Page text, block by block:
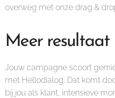
overweg met onze drag &
Meer resultaat
Jouw campagne scoort
met Hellodialog. Dat komt
bij jou als klant, intensieve